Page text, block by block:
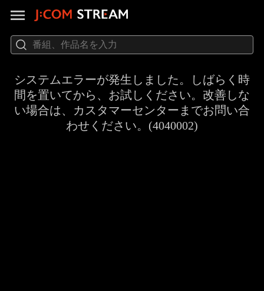
システムエラーが発生しました。しばらく時
間を置いてから、お試しください。改善しな
い場合は、カスタマーセンターまでお問い合
わせください。(4040002)